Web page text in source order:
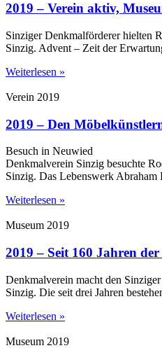
2019 – Verein aktiv,
Sinziger Denkmalförderer hielten
Sinzig. Advent – Zeit der
Weiterlesen »
Verein 2019
2019 – Den
Besuch in Neuwied
Denkmalverein Sinzig besuchte
Sinzig. Das Lebenswerk Abraham
Weiterlesen »
Museum 2019
2019 – Seit 160 Jahren
Denkmalverein macht den
Sinzig. Die seit drei Jahren
Weiterlesen »
Museum 2019